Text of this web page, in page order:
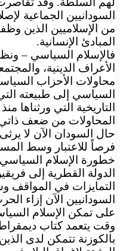
السودانيين الجماعية
من الإسلاميين الذين
المبادئ الإنسانية.
فالإسلام السياسي –
الأعراف الدينية،
محاولات الأحزاب
السياسي إلى طبيعته
التاريخية التي ورثناها
المحاولات من ضعف
حال السودان الآن لا
فرصاً للاعتبار وسط
خطورة الإسلام
الدولة القطرية إلى
التمايزات في
السودانيين الآن إزاء
على تمكن الإسلام
وقت يتعمد كتاب
بالكوزنة تتمكن لدى